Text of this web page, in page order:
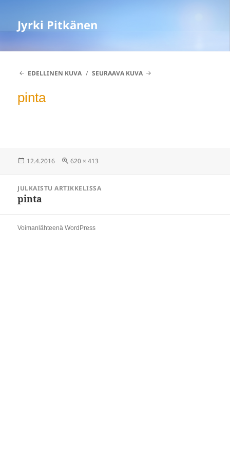
Jyrki Pitkänen
EDELLINEN KUVA SEURAAVA KUVA
pinta
Julkaistu
12.4.2016 Täysikokoinen
620 × 413
selaus
JULKAISTU ARTIKKELISSA
pinta
Voimanlähteenä WordPress